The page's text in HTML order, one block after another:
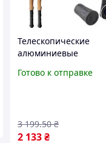
Телескопические
алюминиевые
80-135 см для походов
Готово к отправке
2 133₴
3 199.50 ₴